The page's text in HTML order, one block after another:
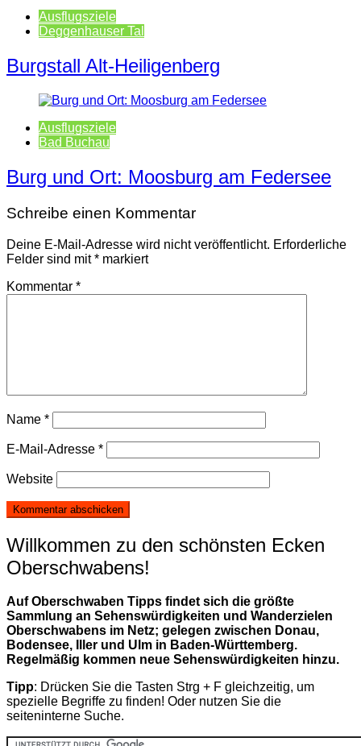
Ausflugsziele
Deggenhauser Tal
Burgstall Alt-Heiligenberg
Ausflugsziele
Bad Buchau
Burg und Ort: Moosburg am Federsee
Schreibe einen Kommentar
Deine E-Mail-Adresse wird nicht veröffentlicht. Erforderliche
Felder sind mit* markiert
Kommentar *
Name *
E-Mail-Adresse *
Website
Willkommen zu den schönsten Ecken
Oberschwabens!
Auf Oberschwaben Tipps findet sich die größte
Sammlung an Sehenswürdigkeiten und Wanderzielen
Oberschwabens im Netz; gelegen zwischen Donau,
Bodensee, Iller und Ulm in Baden-Württemberg.
Regelmäßig kommen neue Sehenswürdigkeiten hinzu.
Tipp: Drücken Sie die Tasten Strg + F gleichzeitig, um
spezielle Begriffe zu finden! Oder nutzen Sie die
seiteninterne Suche.